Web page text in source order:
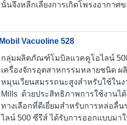
นั้นจึงหลีกเลี่ยงการเกิดโพรงอากา
Mobil Vacuoline 528
กลุ่มผลิตภัณฑ์โมบิลแวคคูโอไลน์
เครื่องจักรอุตสาหกรรมหลายชนิด
หมุนเวียนสมรรถนะสูงสำหรับใช้ใน
Mills ด้วยประสิทธิภาพการใช้งาน
ทางเลือกที่ดีเยี่ยมสำหรับการหล่อลื่
ไลน์ 500 ซีรีส์ ได้รับการออกแบบม